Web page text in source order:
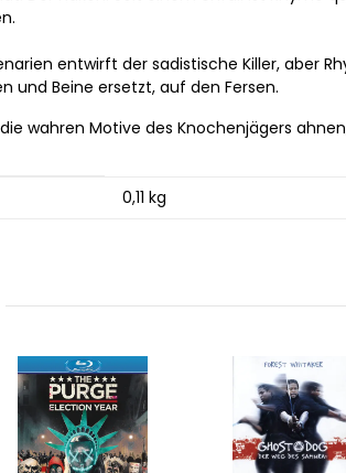
entwirft der sadistische Killer, aber
und Beine ersetzt, auf den Fersen.
wahren Motive des Knochenjägers
0,11 kg